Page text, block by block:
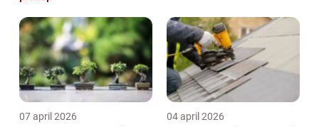
07 april 2026 04 april 2026